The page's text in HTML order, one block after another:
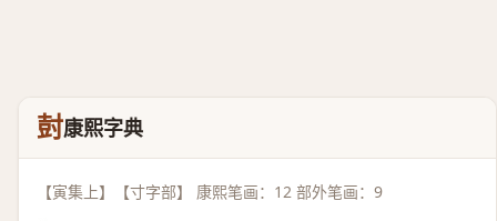
尌康熙字典
【寅集上】【寸字部】 康熙笔画：12 部外笔画：9